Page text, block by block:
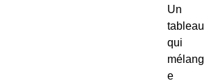
Un
tableau
qui
mélang
e